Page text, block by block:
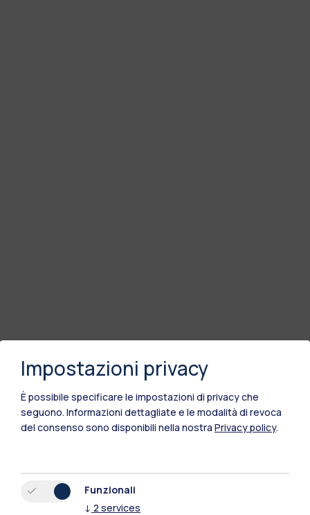
Impostazioni privacy
È possibile specificare le impostazioni di privacy che
seguono. Informazioni dettagliate e le modalità di revoca
del consenso sono disponibili nella nostra Privacy policy.
Funzionali
↓ 2 services